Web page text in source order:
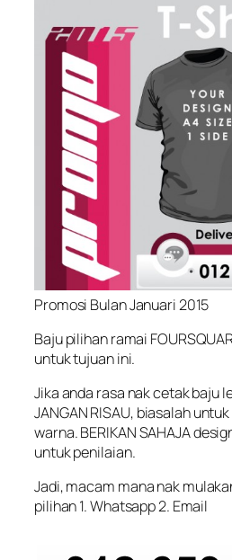
Promosi Bulan Januari 2015
Baju pilihan ramai
untuk tujuan ini.
Jika anda rasa nak cetak baju
JANGAN RISAU, biasalah
warna. BERIKAN SAHAJA
untuk penilaian.
Jadi, macam mana nak
pilihan 1. Whatsapp 2. Email